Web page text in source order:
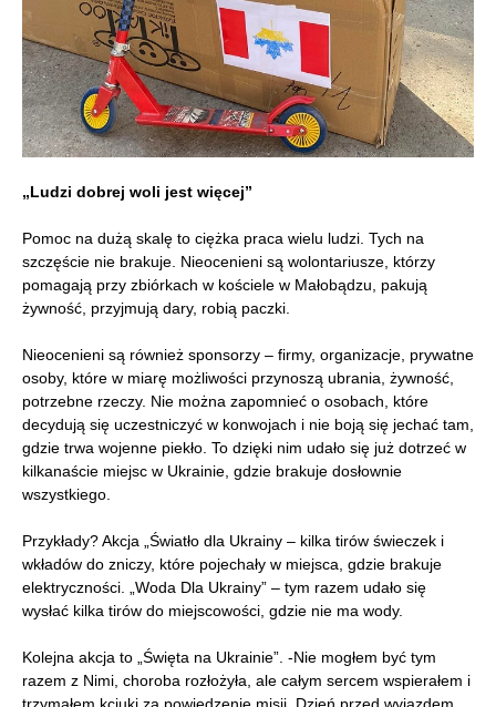
„Ludzi dobrej woli jest więcej”
Pomoc na dużą skalę to ciężka praca wielu ludzi. Tych na
szczęście nie brakuje. Nieocenieni są wolontariusze, którzy
pomagają przy zbiórkach w kościele w Małobądzu, pakują
żywność, przyjmują dary, robią paczki.
Nieocenieni są również sponsorzy – firmy, organizacje, prywatne
osoby, które w miarę możliwości przynoszą ubrania, żywność,
potrzebne rzeczy. Nie można zapomnieć o osobach, które
decydują się uczestniczyć w konwojach i nie boją się jechać tam,
gdzie trwa wojenne piekło. To dzięki nim udało się już dotrzeć w
kilkanaście miejsc w Ukrainie, gdzie brakuje dosłownie
wszystkiego.
Przykłady? Akcja „Światło dla Ukrainy – kilka tirów świeczek i
wkładów do zniczy, które pojechały w miejsca, gdzie brakuje
elektryczności. „Woda Dla Ukrainy” – tym razem udało się
wysłać kilka tirów do miejscowości, gdzie nie ma wody.
Kolejna akcja to „Święta na Ukrainie”. -Nie mogłem być tym
razem z Nimi, choroba rozłożyła, ale całym sercem wspierałem i